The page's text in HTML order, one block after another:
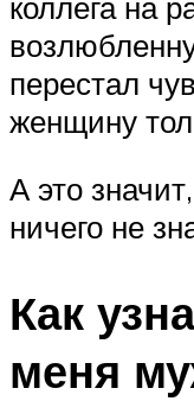
перестал
женщину
А это
ничего не
Как
меня